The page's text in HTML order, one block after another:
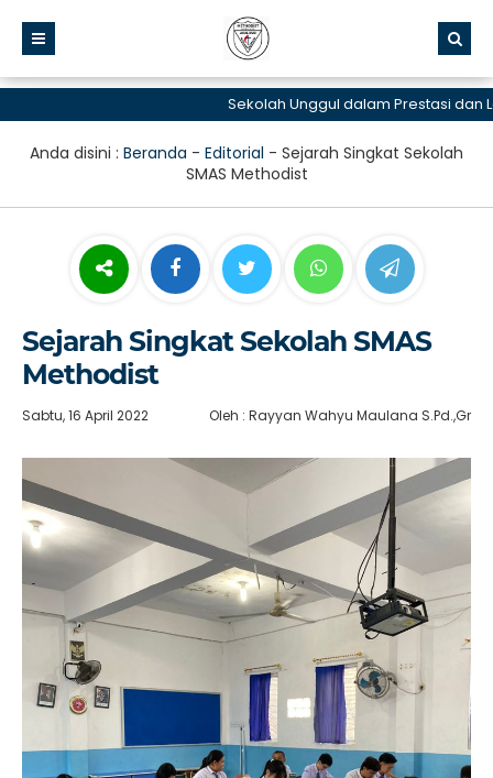
Sekolah Unggul dalam Prestasi dan
Anda disini : Beranda - Editorial - Sejarah Singkat Sekolah
SMAS Methodist
Sejarah Singkat Sekolah SMAS
Methodist
Sabtu, 16 April 2022 Oleh : Rayyan Wahyu Maulana S.Pd.,Gr